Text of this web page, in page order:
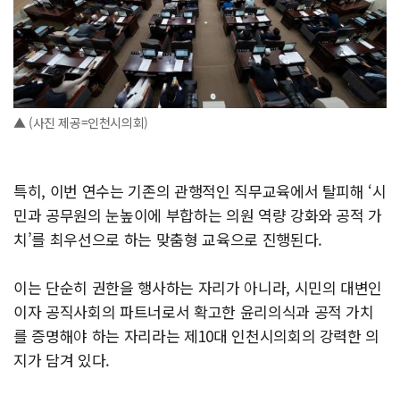
▲ (사진 제공=인천시의회)
특히, 이번 연수는 기존의 관행적인 직무교육에서 탈피해 ‘시
민과 공무원의 눈높이에 부합하는 의원 역량 강화와 공적 가
치’를 최우선으로 하는 맞춤형 교육으로 진행된다.
이는 단순히 권한을 행사하는 자리가 아니라, 시민의 대변인
이자 공직사회의 파트너로서 확고한 윤리의식과 공적 가치
를 증명해야 하는 자리라는 제10대 인천시의회의 강력한 의
지가 담겨 있다.